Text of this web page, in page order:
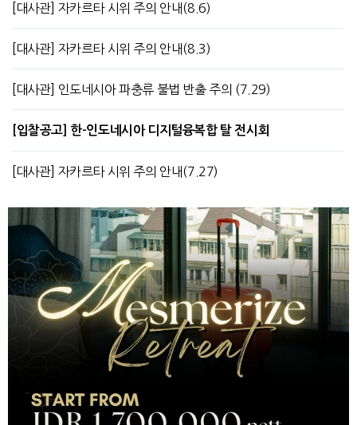
[대사관] 자카르타 시위 주의 안내(8.6)
[대사관] 자카르타 시위 주의 안내(8.3)
[대사관] 인도네시아 파충류 불법 반출 주의 (7.29)
[입찰공고] 한-인도네시아 디지털융복합 탈 전시회
[대사관] 자카르타 시위 주의 안내(7.27)